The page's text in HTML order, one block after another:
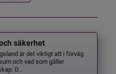
säkerhet
är det viktigt att i förväg
och vad som gäller
D...